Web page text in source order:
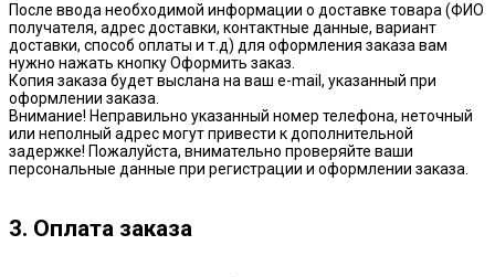
После ввода необходимой информации о доставке товара (ФИО
получателя, адрес доставки, контактные данные, вариант
доставки, способ оплаты и т.д) для оформления заказа вам
нужно нажать кнопку Оформить заказ.
Копия заказа будет выслана на ваш e-mail, указанный при
оформлении заказа.
Внимание! Неправильно указанный номер телефона, неточный
или неполный адрес могут привести к дополнительной
задержке! Пожалуйста, внимательно проверяйте ваши
персональные данные при регистрации и оформлении заказа.
3. Оплата заказа